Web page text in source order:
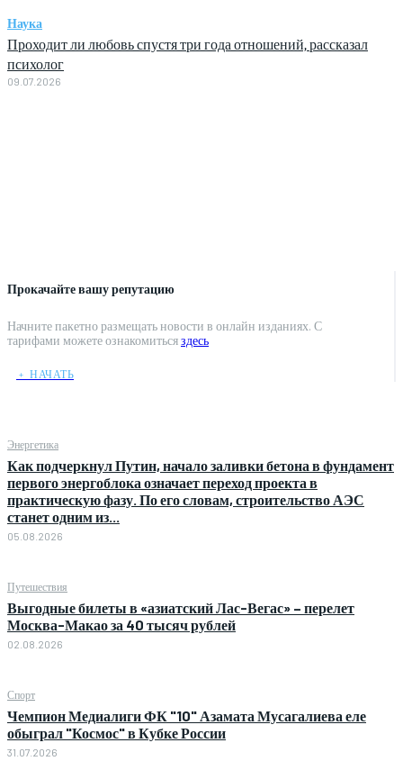
Прокачайте вашу репутацию
Начните пакетно размещать новости в онлайн изданиях. С
тарифами можете ознакомитьсяздесь
﹢ НАЧАТЬ
Энергетика
Как подчеркнул Путин, начало заливки бетона в фундамент
первого энергоблока означает переход проекта в
практическую фазу. По его словам, строительство АЭС
станет одним из...
05.08.2026
Путешествия
Выгодные билеты в «азиатский Лас-Вегас» – перелет
Москва-Макао за 40 тысяч рублей
02.08.2026
Спорт
Чемпион Медиалиги ФК "10" Азамата Мусагалиева еле
обыграл "Космос" в Кубке России
31.07.2026
Наука
Проходит ли любовь спустя три года отношений, рассказал
психолог
09.07.2026